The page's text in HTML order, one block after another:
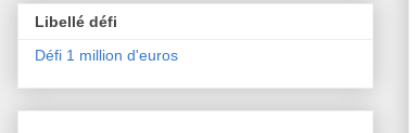
Libellé défi
Défi 1 million d'euros